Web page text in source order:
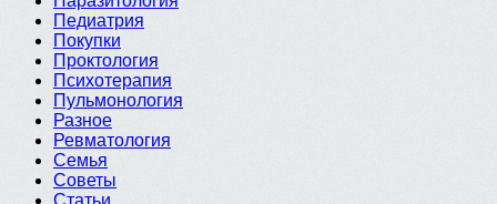
Педиатрия
Покупки
Проктология
Психотерапия
Пульмонология
Разное
Ревматология
Семья
Советы
Статьи